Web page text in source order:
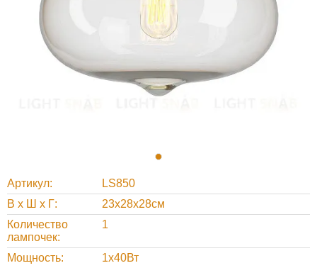
Артикул
LS850
В х Ш х Г
23x28x28см
Количество
лампочек
1
Мощность
1x40Вт